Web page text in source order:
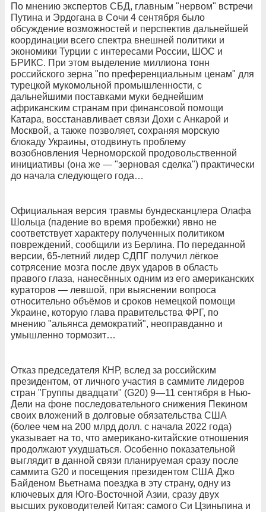
По мнению экспертов СБД, главным "нервом" встречи
Путина и Эрдогана в Сочи 4 сентября было
обсуждение возможностей и перспектив дальнейшей
координации всего спектра внешней политики и
экономики Турции с интересами России, ШОС и
БРИКС. При этом выделение миллиона тонн
российского зерна "по преференциальным ценам" для
турецкой мукомольной промышленности, с
дальнейшими поставками муки беднейшим
африканским странам при финансовой помощи
Катара, восстанавливает связи Дохи с Анкарой и
Москвой, а также позволяет, сохраняя морскую
блокаду Украины, отодвинуть проблему
возобновления Черноморской продовольственной
инициативы (она же — "зерновая сделка") практически
до начала следующего года…
Официальная версия травмы бундесканцлера Олафа
Шольца (падение во время пробежки) явно не
соответствует характеру полученных политиком
повреждений, сообщили из Берлина. По переданной
версии, 65-летний лидер СДПГ получил лёгкое
сотрясение мозга после двух ударов в область
правого глаза, нанесённых одним из его американских
кураторов — левшой, при выяснении вопроса
относительно объёмов и сроков немецкой помощи
Украине, которую глава правительства ФРГ, по
мнению "альянса демократий", неоправданно и
умышленно тормозит…
Отказ председателя КНР, вслед за российским
президентом, от личного участия в саммите лидеров
стран "Группы двадцати" (G20) 9—11 сентября в Нью-
Дели на фоне последовательного снижения Пекином
своих вложений в долговые обязательства США
(более чем на 200 млрд долл. с начала 2022 года)
указывает на то, что американо-китайские отношения
продолжают ухудшаться. Особенно показательной
выглядит в данной связи планируемая сразу после
саммита G20 и посещения президентом США Джо
Байденом Вьетнама поездка в эту страну, одну из
ключевых для Юго-Восточной Азии, сразу двух
высших руководителей Китая: самого Си Цзиньпина и